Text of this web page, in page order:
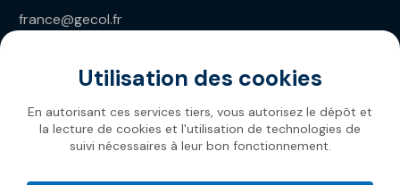
france@gecol.fr
Gecol 2026
Utilisation des cookies
En autorisant ces services tiers, vous autorisez le dépôt et
la lecture de cookies et l'utilisation de technologies de
suivi nécessaires à leur bon fonctionnement.